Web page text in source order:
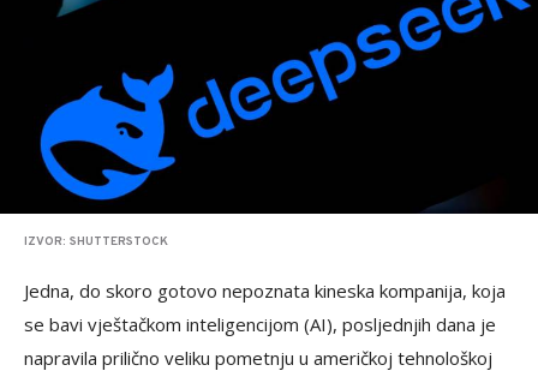
IZVOR: SHUTTERSTOCK
Jedna, do skoro gotovo nepoznata kineska kompanija, koja
se bavi vještačkom inteligencijom (AI), posljednjih dana je
napravila prilično veliku pometnju u američkoj tehnološkoj